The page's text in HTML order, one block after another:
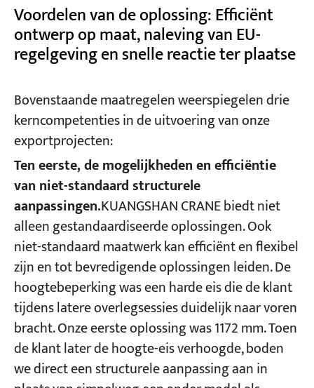
Voordelen van de oplossing: Efficiënt
ontwerp op maat, naleving van EU-
regelgeving en snelle reactie ter plaatse
Bovenstaande maatregelen weerspiegelen drie
kerncompetenties in de uitvoering van onze
exportprojecten:
Ten eerste, de mogelijkheden en efficiëntie
van niet-standaard structurele
aanpassingen.KUANGSHAN CRANE biedt niet
alleen gestandaardiseerde oplossingen. Ook
niet-standaard maatwerk kan efficiënt en flexibel
zijn en tot bevredigende oplossingen leiden. De
hoogtebeperking was een harde eis die de klant
tijdens latere overlegsessies duidelijk naar voren
bracht. Onze eerste oplossing was 1172 mm. Toen
de klant later de hoogte-eis verhoogde, boden
we direct een structurele aanpassing aan in